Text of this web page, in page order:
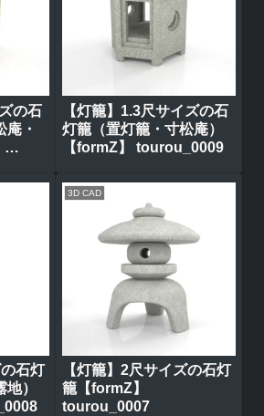
の石
・
【灯籠】1.3尺サイズの石
灯籠（置灯籠・寸松庵）
【formZ】 tourou_0009
石灯
）
3D CAD
【灯籠】2尺サイズの石灯
籠【formZ】
tourou_0007